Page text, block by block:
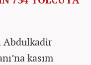
Abdulkadir
kasım